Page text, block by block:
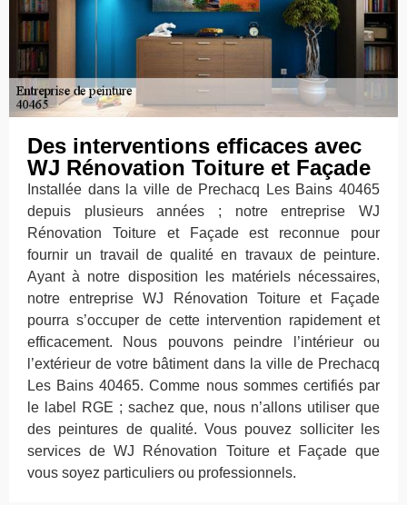
Des interventions efficaces avec
WJ Rénovation Toiture et Façade
Installée dans la ville de Prechacq Les Bains 40465
depuis plusieurs années ; notre entreprise WJ
Rénovation Toiture et Façade est reconnue pour
fournir un travail de qualité en travaux de peinture.
Ayant à notre disposition les matériels nécessaires,
notre entreprise WJ Rénovation Toiture et Façade
pourra s’occuper de cette intervention rapidement et
efficacement. Nous pouvons peindre l’intérieur ou
l’extérieur de votre bâtiment dans la ville de Prechacq
Les Bains 40465. Comme nous sommes certifiés par
le label RGE ; sachez que, nous n’allons utiliser que
des peintures de qualité. Vous pouvez solliciter les
services de WJ Rénovation Toiture et Façade que
vous soyez particuliers ou professionnels.